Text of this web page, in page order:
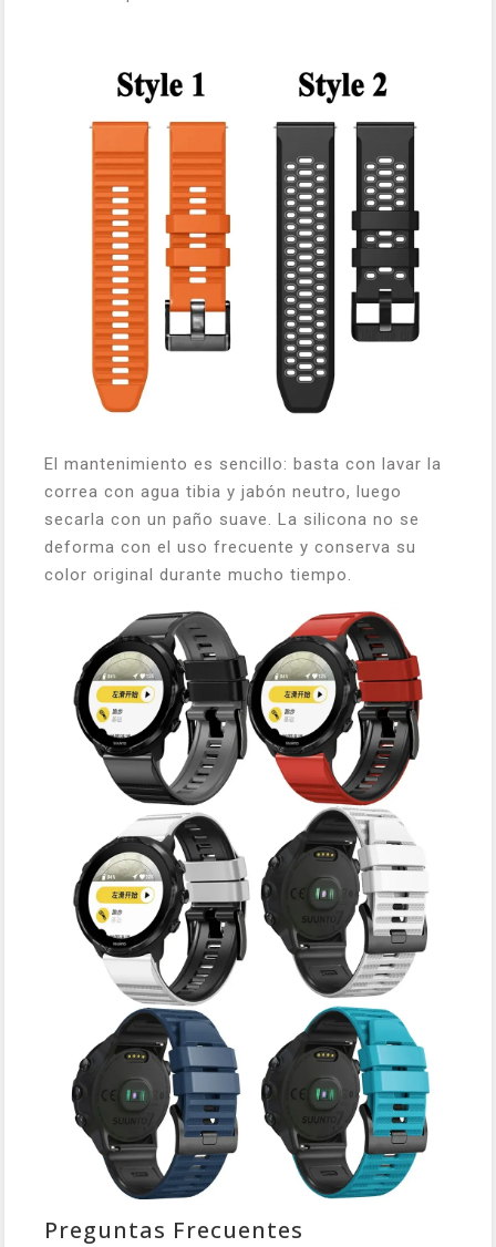
El mantenimiento es sencillo: basta con lavar la
correa con agua tibia y jabón neutro, luego
secarla con un paño suave. La silicona no se
deforma con el uso frecuente y conserva su
color original durante mucho tiempo.
Preguntas Frecuentes